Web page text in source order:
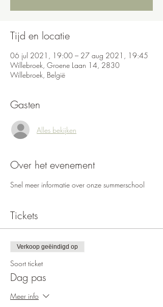
Tijd en locatie
06 jul 2021, 19:00 – 27 aug 2021, 19:45
Willebroek, Groene Laan 14, 2830
Willebroek, België
Gasten
Alles bekijken
Over het evenement
Snel meer informatie over onze summerschool
Tickets
Verkoop geëindigd op
Soort ticket
Dag pas
Meer info